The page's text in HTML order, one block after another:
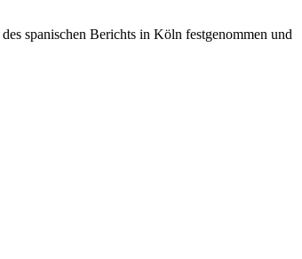
spanischen Berichts in Köln festgenommen und